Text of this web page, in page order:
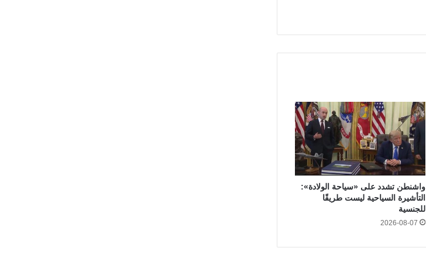
واشنطن تشدد على «سياحة الولادة»:
التأشيرة السياحية ليست طريقًا
للجنسية
2026-08-07